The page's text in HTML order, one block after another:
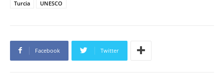
Turcia
UNESCO
Facebook Twitter